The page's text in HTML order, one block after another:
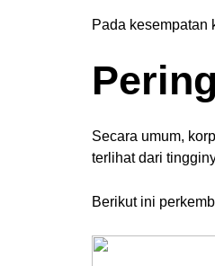
Pada kesempatan
Secara umum,
terlihat dari
Berikut ini